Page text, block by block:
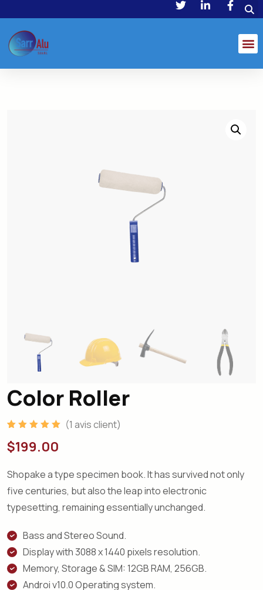
Color Roller
sur 5 basé
surnotation
(1 avis client)
$199.00
Shopake a type specimen book. It has survived not only
five centuries, but also the leap into electronic
typesetting, remaining essentially unchanged.
Bass and Stereo Sound.
Display with 3088 x 1440 pixels resolution.
Memory, Storage & SIM: 12GB RAM, 256GB.
Androi v10.0 Operating system.